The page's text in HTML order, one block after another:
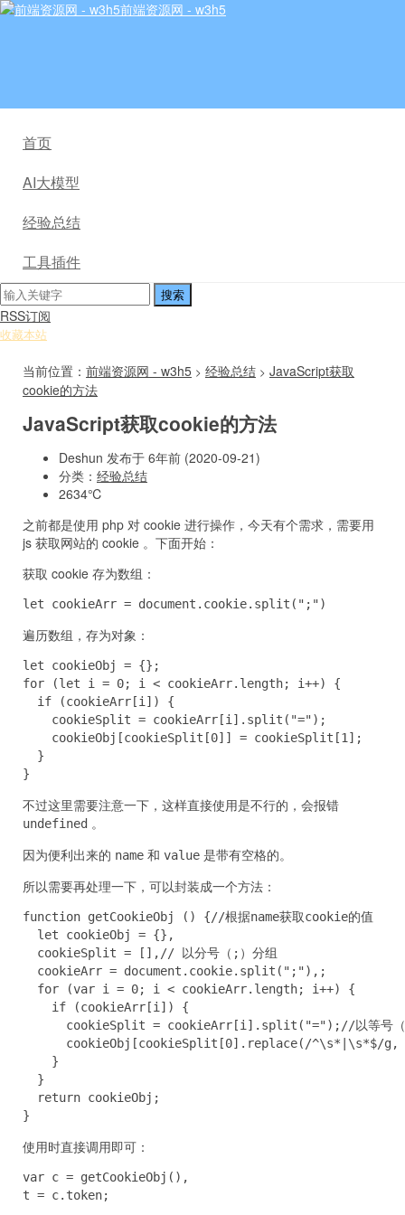
前端资源网 - w3h5
首页
AI大模型
经验总结
工具插件
RSS订阅
收藏本站
当前位置： 前端资源网 - w3h5 > 经验总结 > JavaScript获取
cookie的方法
JavaScript获取cookie的方法
Deshun 发布于 6年前 (2020-09-21)
分类： 经验总结
2634℃
之前都是使用 php 对 cookie 进行操作，今天有个需求，需要用
js 获取网站的 cookie 。下面开始：
获取 cookie 存为数组：
let cookieArr = document.cookie.split(";")
遍历数组，存为对象：
let cookieObj = {};
for (let i = 0; i < cookieArr.length; i++) {
if (cookieArr[i]) {
cookieSplit = cookieArr[i].split("=");
cookieObj[cookieSplit[0]] = cookieSplit[1];
}
}
不过这里需要注意一下，这样直接使用是不行的，会报错
undefined 。
因为便利出来的 name 和 value 是带有空格的。
所以需要再处理一下，可以封装成一个方法：
function getCookieObj () {//根据name获取cookie的值
let cookieObj = {},
cookieSplit = [],// 以分号（;）分组
cookieArr = document.cookie.split(";"),;
for (var i = 0; i < cookieArr.length; i++) {
if (cookieArr[i]) {
cookieSplit = cookieArr[i].split("=");//以等号（=
cookieObj[cookieSplit[0].replace(/^\s*|\s*$/g,
}
}
return cookieObj;
}
使用时直接调用即可：
var c = getCookieObj(),
t = c.token;